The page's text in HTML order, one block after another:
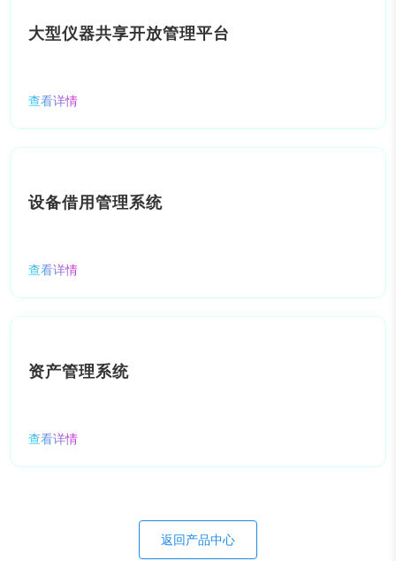
大型仪器共享开放管理平台
查看详情
设备借用管理系统
查看详情
资产管理系统
查看详情
返回产品中心